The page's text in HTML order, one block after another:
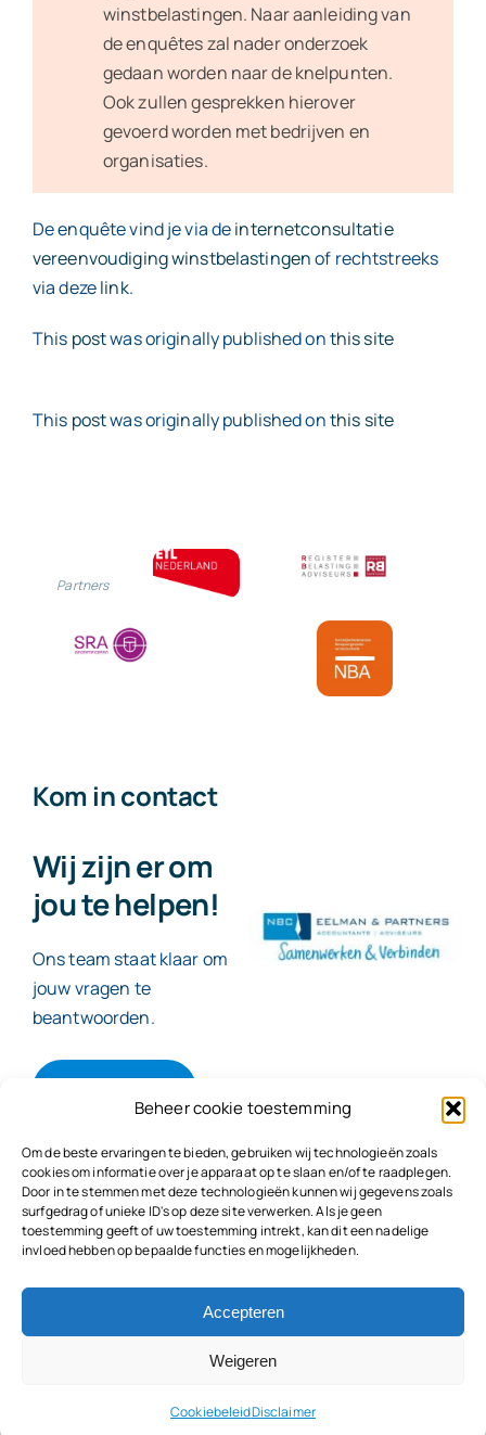
Beheer cookie toestemming
Om de beste ervaringen te bieden, gebruiken wij technologieën zoals
cookies om informatie over je apparaat op te slaan en/of te raadplegen.
Door in te stemmen met deze technologieën kunnen wij gegevens zoals
surfgedrag of unieke ID's op deze site verwerken. Als je geen
toestemming geeft of uw toestemming intrekt, kan dit een nadelige
invloed hebben op bepaalde functies en mogelijkheden.
Accepteren
Weigeren
CookiebeleidDisclaimer
winstbelastingen. Naar aanleiding van
de enquêtes zal nader onderzoek
gedaan worden naar de knelpunten.
Ook zullen gesprekken hierover
gevoerd worden met bedrijven en
organisaties.
De enquête vind je via deinternetconsultatie
vereenvoudiging winstbelastingenof rechtstreeks
via dezelink.
This postwas originally published onthis site
This postwas originally published onthis site
Partners
Kom in contact
Wij zijn er om
jou te helpen!
Ons team staat klaar om
jouw vragen te
beantwoorden.
© 2026NBC Eelman & Partners |KvK: 78187591
Algemene voorwaarden|Disclaimer | Copyright |
Privacyvoorwaarden|Klachtenprocedure |
This was originally published onthis site